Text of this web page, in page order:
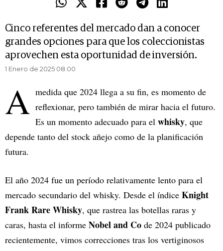
Cinco referentes del mercado dan a conocer
grandes opciones para que los coleccionistas
aprovechen esta oportunidad de inversión.
1 Enero de 2025 08.00
A medida que 2024 llega a su fin, es momento de
reflexionar, pero también de mirar hacia el futuro.
Es un momento adecuado para el whisky, que
depende tanto del stock añejo como de la planificación
futura.
El año 2024 fue un período relativamente lento para el
mercado secundario del whisky. Desde el índice Knight
Frank Rare Whisky, que rastrea las botellas raras y
caras, hasta el informe Nobel and Co de 2024 publicado
recientemente, vimos correcciones tras los vertiginosos